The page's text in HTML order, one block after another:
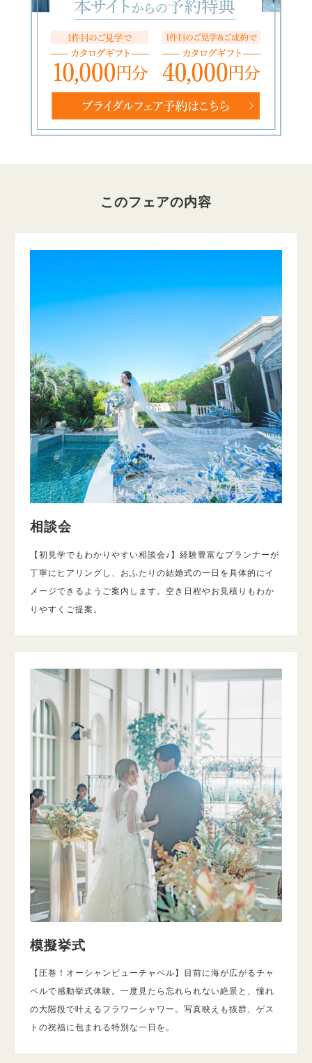
このフェアの内容
相談会
【初見学でもわかりやすい相談会♪】経験豊富なプランナーが
丁寧にヒアリングし、おふたりの結婚式の一日を具体的にイ
メージできるようご案内します。空き日程やお見積りもわか
りやすくご提案。
模擬挙式
【圧巻！オーシャンビューチャペル】目前に海が広がるチャ
ペルで感動挙式体験。一度見たら忘れられない絶景と、憧れ
の大階段で叶えるフラワーシャワー。写真映えも抜群、ゲス
トの祝福に包まれる特別な一日を。